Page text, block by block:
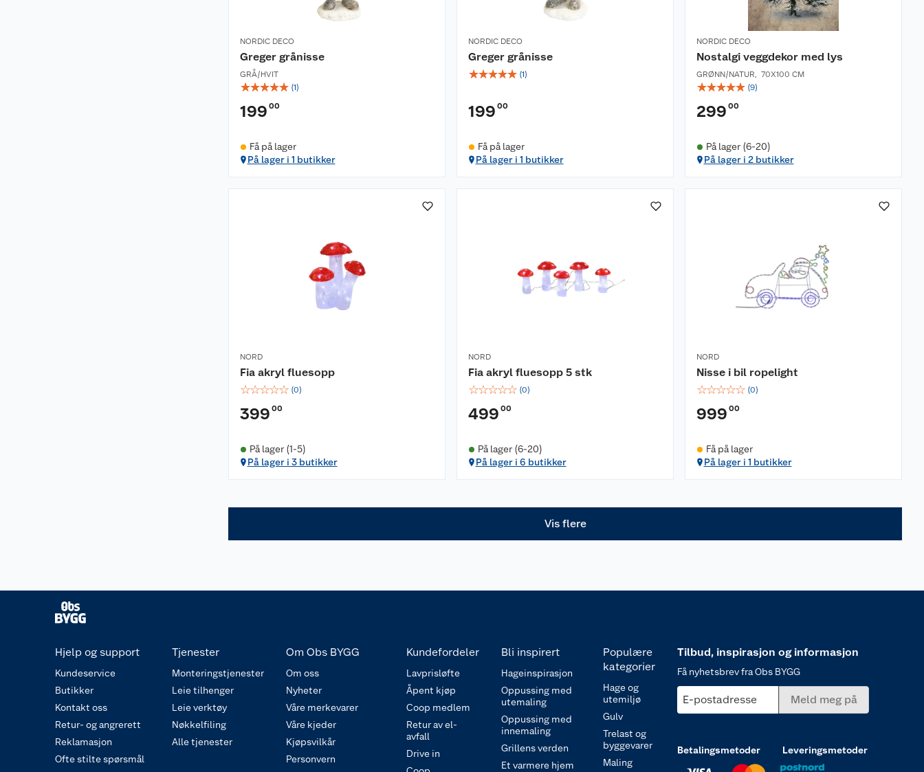
NORDIC DECO
Greger grånisse
GRÅ/HVIT
☆☆☆☆☆ (1)
199 00
Få på lager
På lager i 1 butikker
NORDIC DECO
Greger grånisse
☆☆☆☆☆ (1)
199 00
Få på lager
På lager i 1 butikker
NORDIC DECO
Nostalgi veggdekor med lys
GRØNN/NATUR, 70X100 CM
☆☆☆☆☆ (9)
299 00
På lager (6-20)
På lager i 2 butikker
NORD
Fia akryl fluesopp
☆☆☆☆☆ (0)
399 00
På lager (1-5)
På lager i 3 butikker
NORD
Fia akryl fluesopp 5 stk
☆☆☆☆☆ (0)
499 00
På lager (6-20)
På lager i 6 butikker
NORD
Nisse i bil ropelight
☆☆☆☆☆ (0)
999 00
Få på lager
På lager i 1 butikker
Vis flere
Hjelp og support
Kundeservice
Butikker
Kontakt oss
Retur- og angrerett
Reklamasjon
Ofte stilte spørsmål
Tjenester
Monteringstjenester
Leie tilhenger
Leie verktøy
Nøkkelfiling
Alle tjenester
Om Obs BYGG
Om oss
Nyheter
Våre merkevarer
Våre kjeder
Kjøpsvilkår
Personvern
Kundefordeler
Lavprisløfte
Åpent kjøp
Coop medlem
Retur av el-
avfall
Drive in
Bli inspirert
Hageinspirasjon
Oppussing med
utemaling
Oppussing med
innemaling
Grillens verden
Et varmere hjem
Populære
kategorier
Hage og
utemiljø
Gulv
Trelast og
byggevarer
Maling
Tilbud, inspirasjon og informasjon
Få nyhetsbrev fra Obs BYGG
E-postadresse Meld meg på
Betalingsmetoder Leveringsmetoder